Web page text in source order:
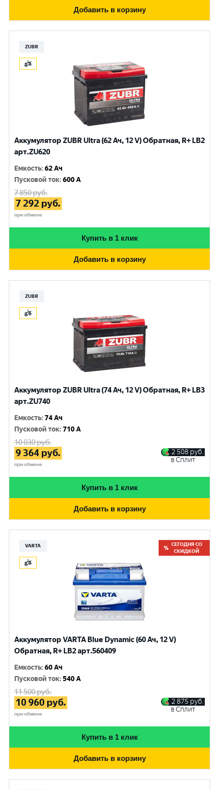
Добавить в корзину
ZUBR
Аккумулятор ZUBR Ultra (62 Ач, 12 V) Обратная, R+ LB2
арт.ZU620
Емкость:62 Ач
Пусковой ток:600 A
7 850руб.
7 292 руб.
при обмене
Купить в 1 клик
Добавить в корзину
ZUBR
Аккумулятор ZUBR Ultra (74 Ач, 12 V) Обратная, R+ LB3
арт.ZU740
Емкость:74 Ач
Пусковой ток:710 A
10 030руб.
9 364 руб.
при обмене
2 508 руб.
в Сплит
Купить в 1 клик
Добавить в корзину
VARTA
СЕГОДНЯ СО
СКИДКОЙ
Аккумулятор VARTA Blue Dynamic (60 Ач, 12 V)
Обратная, R+ LB2 арт.560409
Емкость:60 Ач
Пусковой ток:540 A
11 500руб.
10 960 руб.
при обмене
2 875 руб.
в Сплит
Купить в 1 клик
Добавить в корзину